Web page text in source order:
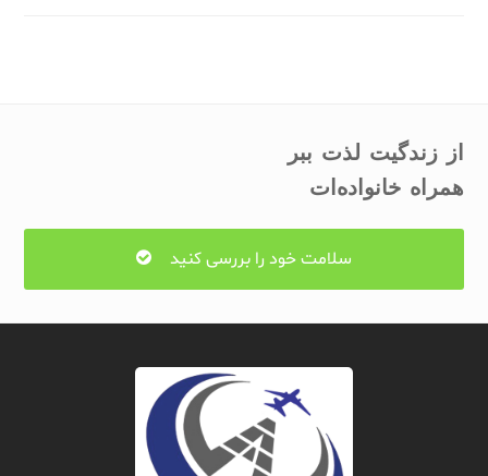
از زندگیت لذت ببر
همراه خانواده‌ات
سلامت خود را بررسی کنید